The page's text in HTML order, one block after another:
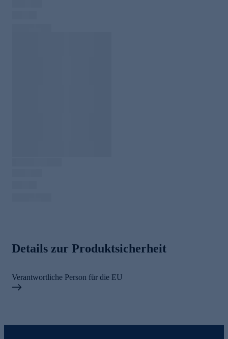
Details zur Produktsicherheit
Verantwortliche Person für die EU